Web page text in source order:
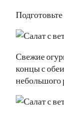
Свежие
концы с
небольшого